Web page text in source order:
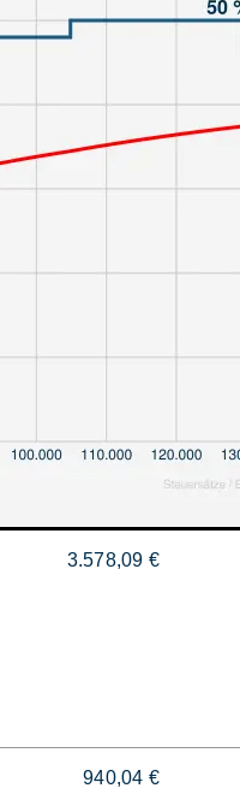
3.578,09 €
940,04 €